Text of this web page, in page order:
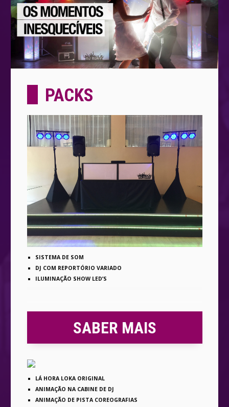
PACKS
SISTEMA DE SOM
DJ COM REPORTÓRIO VARIADO
ILUMINAÇÃO SHOW LED’S
SABER MAIS
LÁ HORA LOKA ORIGINAL
ANIMAÇÃO NA CABINE DE DJ
ANIMAÇÃO DE PISTA COREOGRAFIAS